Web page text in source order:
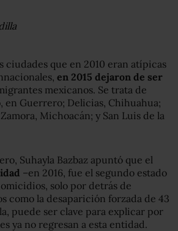
ciudades que en 2010 eran atípicas
en 2015 dejaron de ser
mexicanos. Se trata de
en Guerrero; Delicias, Chihuahua;
Michoacán; y San Luis de la
Suhayla Bazbaz apuntó que el
–en 2016, fue el segundo estado
solo por detrás de
como la desaparición forzada de 43
puede ser clave para explicar por
ya no regresan a esta entidad.